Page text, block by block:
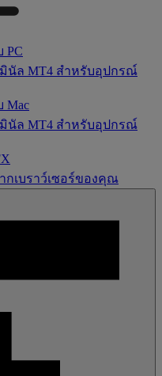
PC
นัล MT4 สำหรับอุปกรณ์
Mac
นัล MT4 สำหรับอุปกรณ์
กเบราว์เซอร์ของคุณ